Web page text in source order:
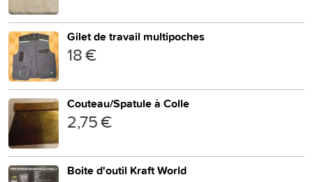
Gilet de travail multipoches
18 €
Couteau/Spatule à Colle
2,75 €
Boite d'outil Kraft World